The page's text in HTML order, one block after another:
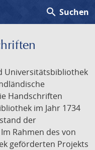
search Suchen
Universitätsbibliothek
Handschriften
im Jahr 1734
der
Rahmen des von
geförderten Projekts